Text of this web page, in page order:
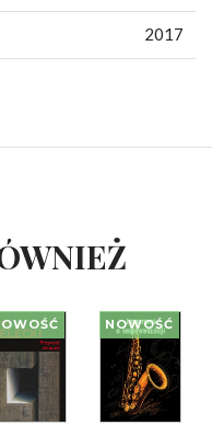
2017
NOWOŚĆ